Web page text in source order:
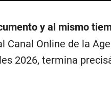
y al mismo
Online de la
2026, termina